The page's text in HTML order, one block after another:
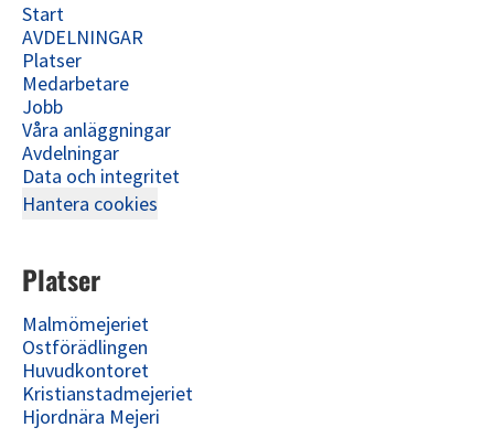
Start
AVDELNINGAR
Platser
Medarbetare
Jobb
Våra anläggningar
Avdelningar
Data och integritet
Hantera cookies
Platser
Malmömejeriet
Ostförädlingen
Huvudkontoret
Kristianstadmejeriet
Hjordnära Mejeri